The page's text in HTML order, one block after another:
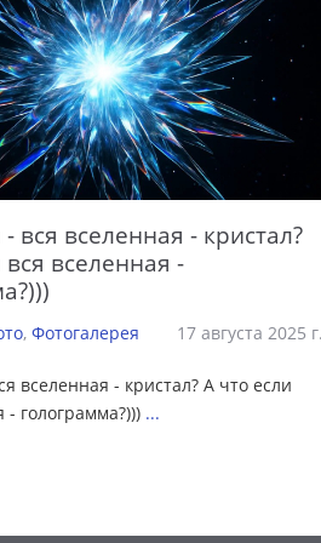
вся вселенная - кристал?
вселенная -
, Фотогалерея 17 августа 2025
вселенная - кристал? А что если
- голограмма?))) ...